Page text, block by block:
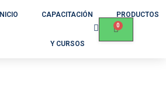
INICIO CAPACITACIÓN
Y CURSOS
PRODUCTOS